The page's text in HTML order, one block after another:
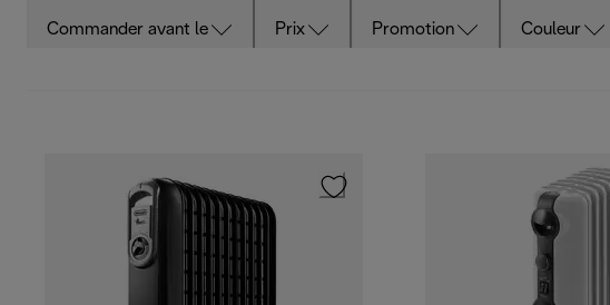
Commander avant le Prix Promotion Couleur